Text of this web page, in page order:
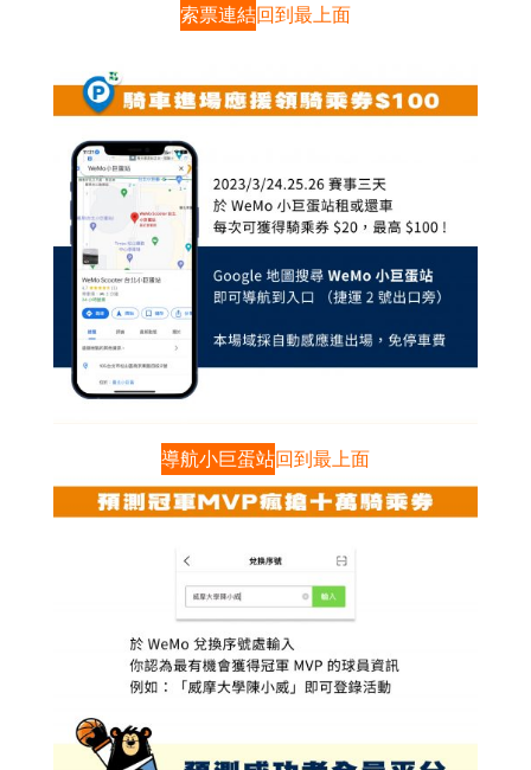
索票連結回到最上面
導航小巨蛋站回到最上面